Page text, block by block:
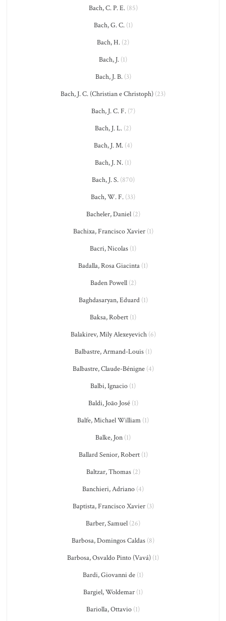
Bach, C. P. E.(85)
Bach, G. C.(1)
Bach, H. (2)
Bach, J. (1)
Bach, J. B.(3)
Bach, J. C. (Christian e Christoph) (23)
Bach, J. C. F.(7)
Bach, J. L. (2)
Bach, J. M. (4)
Bach, J. N. (1)
Bach, J. S.(870)
Bach, W. F. (33)
Bacheler, Daniel(2)
Bachixa, Francisco Xavier(1)
Bacri, Nicolas (1)
Badalla, Rosa Giacinta (1)
Baden Powell(2)
Baghdasaryan, Eduard(1)
Baksa, Robert (1)
Balakirev, Mily Alexeyevich(6)
Balbastre, Armand-Louis(1)
Balbastre, Claude-Bénigne(4)
Balbi, Ignacio (1)
Baldi, João José(1)
Balfe, Michael William (1)
Balke, Jon (1)
Ballard Senior, Robert(1)
Baltzar, Thomas(2)
Banchieri, Adriano (4)
Baptista, Francisco Xavier(3)
Barber, Samuel (26)
Barbosa, Domingos Caldas (8)
Barbosa, Osvaldo Pinto (Vavá) (1)
Bardi, Giovanni de (1)
Bargiel, Woldemar (1)
Bariolla, Ottavio (1)